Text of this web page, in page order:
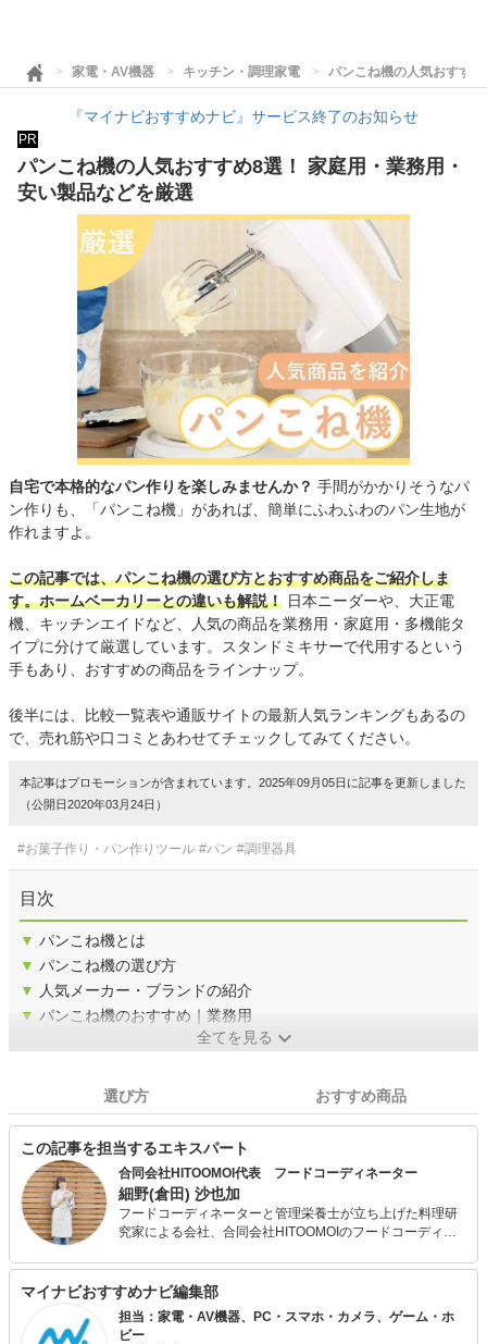
家電・AV機器 キッチン・調理家電 パンこね機の人気おすす
『マイナビおすすめナビ』サービス終了のお知らせ
PR
パンこね機の人気おすすめ8選！ 家庭用・業務用・
安い製品などを厳選
自宅で本格的なパン作りを楽しみませんか？ 手間がかかりそうなパ
ン作りも、「パンこね機」があれば、簡単にふわふわのパン生地が
作れますよ。
この記事では、パンこね機の選び方とおすすめ商品をご紹介しま
す。ホームベーカリーとの違いも解説！ 日本ニーダーや、大正電
機、キッチンエイドなど、人気の商品を業務用・家庭用・多機能タ
イプに分けて厳選しています。スタンドミキサーで代用するという
手もあり、おすすめの商品をラインナップ。
後半には、比較一覧表や通販サイトの最新人気ランキングもあるの
で、売れ筋や口コミとあわせてチェックしてみてください。
本記事はプロモーションが含まれています。2025年09月05日に記事を更新しました
（公開日2020年03月24日）
#お菓子作り・パン作りツール #パン #調理器具
目次
▼ パンこね機とは
▼ パンこね機の選び方
▼
人気メーカー・ブランドの紹介
▼ パンこね機のおすすめ｜業務用
全てを見る
選び方 おすすめ商品
この記事を担当するエキスパート
合同会社HITOOMOI代表 フードコーディネーター
細野(倉田) 沙也加
フードコーディネーターと管理栄養士が立ち上げた料理研
究家による会社、合同会社HITOOMOIのフードコーディネ
ーンを作ることで、 生きててよかったと思える社会の実現
を目指しています。 主にレシピの開発、記事執筆、栄養計
算、商品開発、食・健康に関するコンサルティングを行っ
ています。SNSで手作り料理を発信中。
マイナビおすすめナビ編集部
担当：家電・AV機器、PC・スマホ・カメラ、ゲーム・ホ
ビー